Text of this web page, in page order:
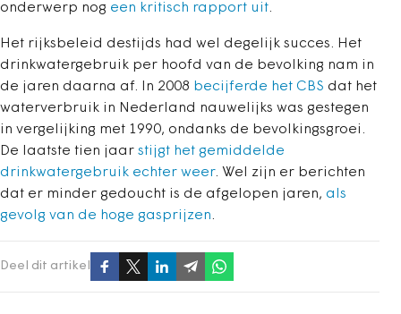
onderwerp nog een kritisch rapport uit.
Het rijksbeleid destijds had wel degelijk succes. Het
drinkwatergebruik per hoofd van de bevolking nam in
de jaren daarna af. In 2008 becijferde het CBS dat het
waterverbruik in Nederland nauwelijks was gestegen
in vergelijking met 1990, ondanks de bevolkingsgroei.
De laatste tien jaar stijgt het gemiddelde
drinkwatergebruik echter weer. Wel zijn er berichten
dat er minder gedoucht is de afgelopen jaren, als
gevolg van de hoge gasprijzen.
Deel dit artikel